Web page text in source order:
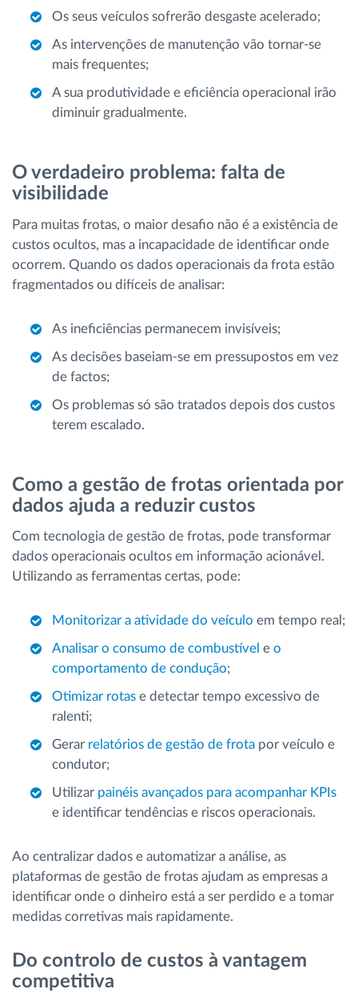
Os seus veículos sofrerão desgaste acelerado;
As intervenções de manutenção vão tornar-se
mais frequentes;
A sua produtividade e eficiência operacional irão
diminuir gradualmente.
O verdadeiro problema: falta de
visibilidade
Para muitas frotas, o maior desafio não é a existência de
custos ocultos, mas a incapacidade de identificar onde
ocorrem. Quando os dados operacionais da frota estão
fragmentados ou difíceis de analisar:
As ineficiências permanecem invisíveis;
As decisões baseiam-se em pressupostos em vez
de factos;
Os problemas só são tratados depois dos custos
terem escalado.
Como a gestão de frotas orientada por
dados ajuda a reduzir custos
Com tecnologia de gestão de frotas, pode transformar
dados operacionais ocultos em informação acionável.
Utilizando as ferramentas certas, pode:
Monitorizar a atividade do veículo em tempo real;
Analisar o consumo de combustível e o
comportamento de condução;
Otimizar rotas e detectar tempo excessivo de
ralenti;
Gerar relatórios de gestão de frota por veículo e
condutor;
Utilizar painéis avançados para acompanhar KPIs
e identificar tendências e riscos operacionais.
Ao centralizar dados e automatizar a análise, as
plataformas de gestão de frotas ajudam as empresas a
identificar onde o dinheiro está a ser perdido e a tomar
medidas corretivas mais rapidamente.
Do controlo de custos à vantagem
competitiva